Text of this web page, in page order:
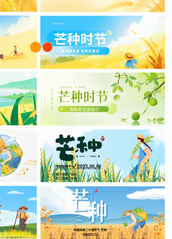
已加载完成